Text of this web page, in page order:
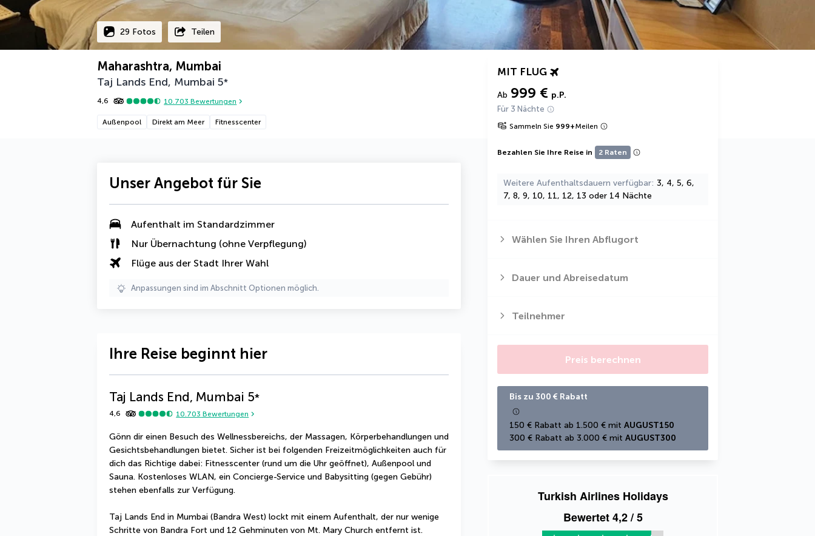
29 Fotos Teilen
Maharashtra, Mumbai
Taj Lands End, Mumbai 5*
4,6 10.703 Bewertungen
Außenpool Direkt am Meer Fitnesscenter
MIT FLUG
Ab 999 € p.P.
Für 3 Nächte
Sammeln Sie 999+Meilen
Bezahlen Sie Ihre Reise in 2 Raten
Weitere Aufenthaltsdauern verfügbar 3, 4, 5, 6,
7, 8, 9, 10, 11, 12, 13 oder 14 Nächte
Wählen Sie Ihren Abflugort
Dauer und Abreisedatum
Teilnehmer
Preis berechnen
Bis zu 300 € Rabatt
150 € Rabatt ab 1.500 € mit AUGUST150
300 € Rabatt ab 3.000 € mit AUGUST300
Turkish Airlines Holidays
Bewertet4,2/ 5
Unser Angebot für Sie
Aufenthalt im Standardzimmer
Nur Übernachtung (ohne Verpflegung)
Flüge aus der Stadt Ihrer Wahl
Anpassungen sind im Abschnitt Optionen möglich.
Ihre Reise beginnt hier
Taj Lands End, Mumbai 5*
4,6 10.703 Bewertungen
Gönn dir einen Besuch des Wellnessbereichs, der Massagen, Körperbehandlungen und
Gesichtsbehandlungen bietet. Sicher ist bei folgenden Freizeitmöglichkeiten auch für
dich das Richtige dabei: Fitnesscenter (rund um die Uhr geöffnet), Außenpool und
Sauna. Kostenloses WLAN, ein Concierge-Service und Babysitting (gegen Gebühr)
stehen ebenfalls zur Verfügung.
Taj Lands End in Mumbai (Bandra West) lockt mit einem Aufenthalt, der nur wenige
Schritte von Bandra Fort und 12 Gehminuten von Mt. Mary Church entfernt ist.